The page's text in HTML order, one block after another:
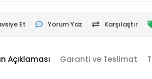
Et Yorum Yaz Karşılaştır
Açıklaması Garanti ve Teslimat